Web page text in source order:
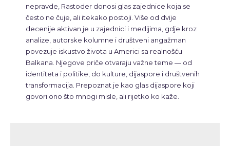
nepravde, Rastoder donosi glas zajednice koja se
često ne čuje, ali itekako postoji. Više od dvije
decenije aktivan je u zajednici i medijima, gdje kroz
analize, autorske kolumne i društveni angažman
povezuje iskustvo života u Americi sa realnošću
Balkana. Njegove priče otvaraju važne teme — od
identiteta i politike, do kulture, dijaspore i društvenih
transformacija. Prepoznat je kao glas dijaspore koji
govori ono što mnogi misle, ali rijetko ko kaže.